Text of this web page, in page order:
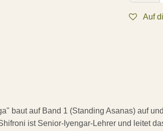
Auf
baut auf Band 1 (Standing Asanas) auf
ist Senior-Iyengar-Lehrer und leitet